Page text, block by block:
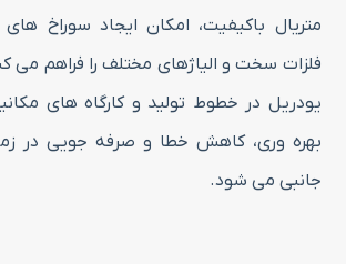
متریال باکیفیت، امکان ایجاد سوراخ‌
فلزات سخت و الیاژهای مختلف را فراهم می‌
یودریل در خطوط تولید و کارگاه‌ های
بهره‌ وری، کاهش خطا و صرفه‌ جویی در
جانبی می شود.